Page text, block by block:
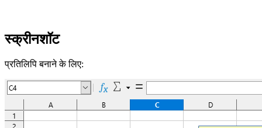
स्क्रीनशॉट
प्रतिलिपि बनाने के लिए: